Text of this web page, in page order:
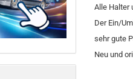
Alle Halter
Der Ein/
sehr gute
Neu und